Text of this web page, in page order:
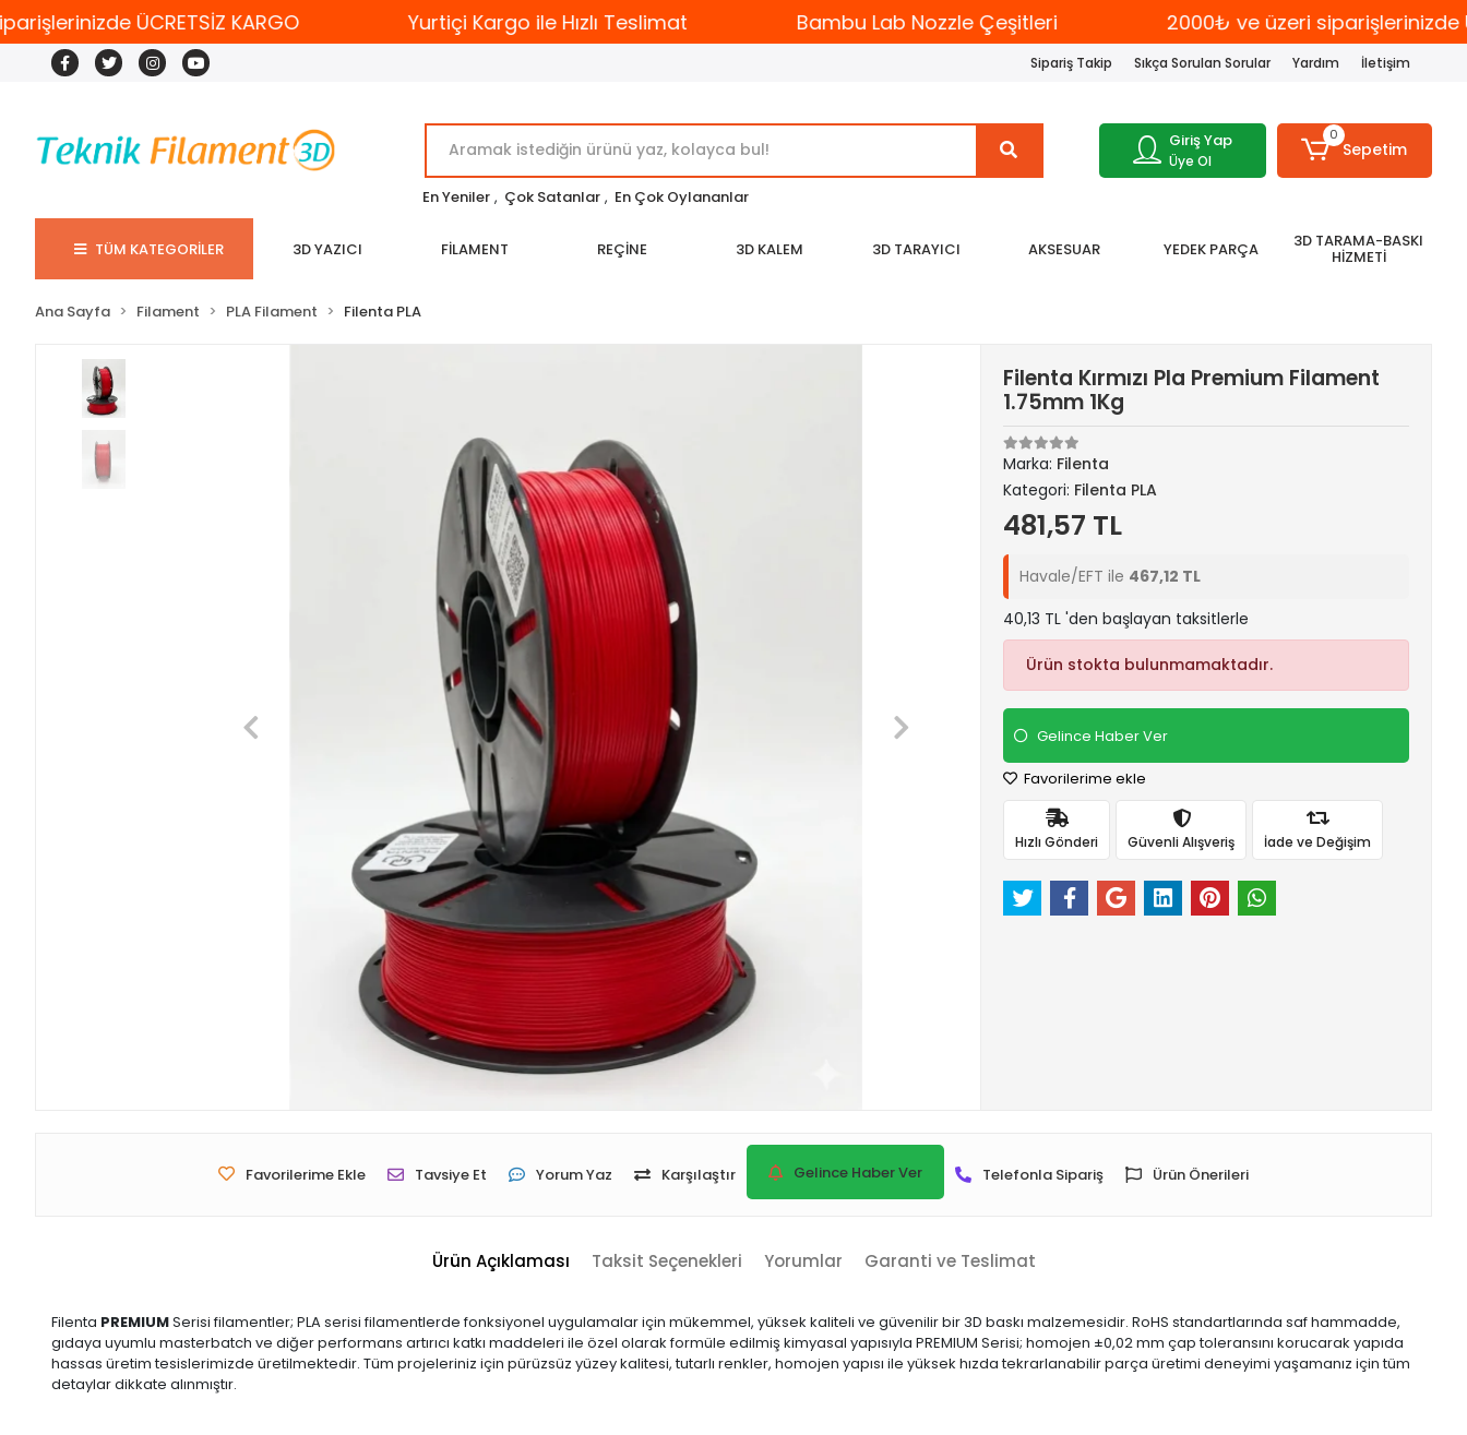
ÜCRETSİZ KARGO Yurtiçi Kargo ile Hızlı Teslimat Bambu Lab Nozzle Çeşitleri 2000₺ ve üzeri siparişlerinizde
Sipariş Takip Sıkça Sorulan Sorular Yardım İletişim
En Yeniler , Çok Satanlar , En Çok Oylananlar
Giriş Yap
Üye Ol
0
Sepetim
TÜM KATEGORİLER 3D YAZICI FİLAMENT REÇİNE 3D KALEM 3D TARAYICI AKSESUAR YEDEK PARÇA 3D TARAMA-BASKI
HİZMETİ
Ana Sayfa Filament PLA Filament Filenta PLA
Filenta Kırmızı Pla Premium Filament
1.75mm 1Kg
Marka: Filenta
Kategori: Filenta PLA
481,57 TL
Havale/EFT ile 467,12 TL
40,13 TL 'den başlayan taksitlerle
Ürün stokta bulunmamaktadır.
Gelince Haber Ver
Favorilerime ekle
Hızlı Gönderi Güvenli Alışveriş İade ve Değişim
Favorilerime Ekle Tavsiye Et Yorum Yaz Karşılaştır Gelince Haber Ver Telefonla Sipariş Ürün Önerileri
Ürün Açıklaması Taksit Seçenekleri Yorumlar Garanti ve Teslimat
Filenta PREMIUMSerisi filamentler; PLA serisi filamentlerde fonksiyonel uygulamalar için mükemmel, yüksek kaliteli ve güvenilir bir 3D baskı malzemesidir. RoHS standartlarında saf hammadde,
gıdaya uyumlu masterbatch ve diğer performans artırıcı katkı maddeleri ile özel olarak formüle edilmiş kimyasal yapısıyla PREMIUM Serisi; homojen ±0,02 mm çap toleransını korucarak yapıda
hassas üretim tesislerimizde üretilmektedir. Tüm projeleriniz için pürüzsüz yüzey kalitesi, tutarlı renkler, homojen yapısı ile yüksek hızda tekrarlanabilir parça üretimi deneyimi yaşamanız için tüm
detaylar dikkate alınmıştır.